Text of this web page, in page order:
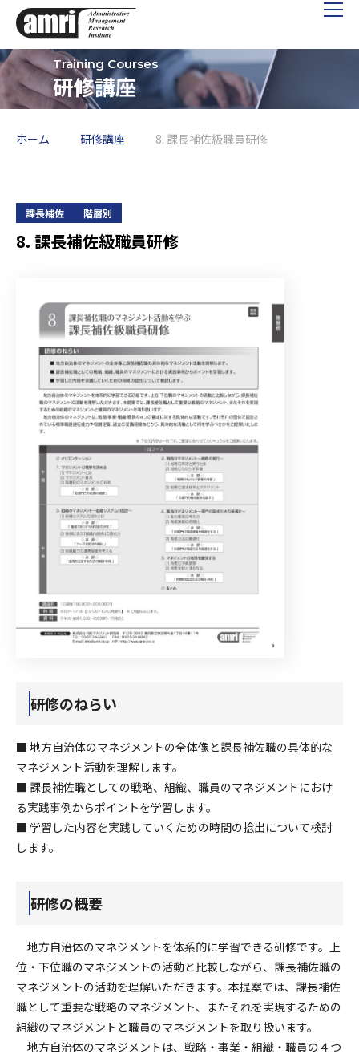
研修講座
ホーム 研修講座 8. 課長補佐級職員研修
課長補佐 階層別
8. 課長補佐級職員研修
研修のねらい
■ 地方自治体のマネジメントの全体像と課長補佐職の具体的な
マネジメント活動を理解します。
■ 課長補佐職としての戦略、組織、職員のマネジメントにおけ
る実践事例からポイントを学習します。
■ 学習した内容を実践していくための時間の捻出について検討
します。
研修の概要
地方自治体のマネジメントを体系的に学習できる研修です。上
位・下位職のマネジメントの活動と比較しながら、課長補佐職の
マネジメントの活動を理解いただきます。本提案では、課長補佐
職として重要な戦略のマネジメント、またそれを実現するための
組織のマネジメントと職員のマネジメントを取り扱います。
地方自治体のマネジメントは、戦略・事業・組織・職員の４つ